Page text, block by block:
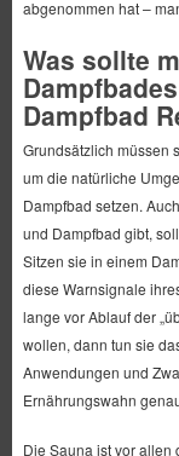
abgenommen hat –
Was sollte
Dampfbad
Grundsätzlich müssen
um die natürliche
Dampfbad setzen.
und Dampfbad gibt,
Sitzen sie in einem
diese Warnsignale
lange vor Ablauf der
wollen, dann tun sie
Anwendungen und
Ernährungswahn
Die Sauna ist vor